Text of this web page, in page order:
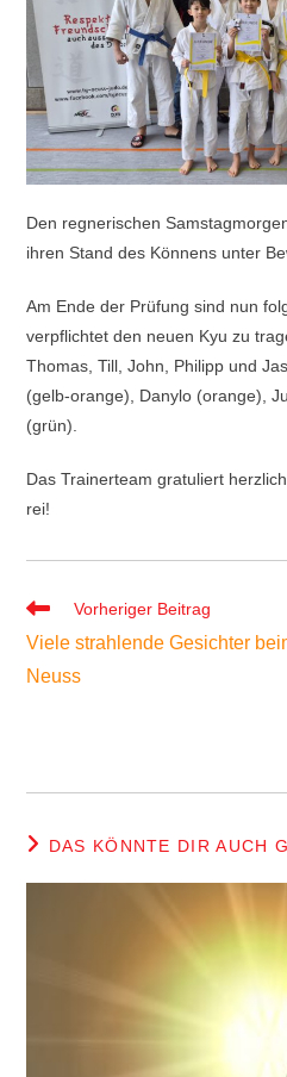
Den regnerischen
ihren Stand des Könnens unter
Am Ende der Prüfung sind nun
verpflichtet den neuen Kyu zu
Thomas, Till, John, Philipp und
(gelb-orange), Danylo (orange),
(grün).
Das Trainerteam gratuliert
rei!
Weitere
ansehen
Vorheriger Beitrag
Viele strahlende Gesichter
Neuss
DAS KÖNNTE DIR AUCH